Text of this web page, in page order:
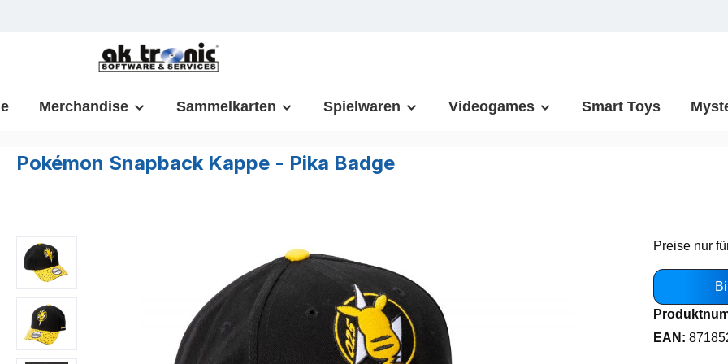
Merchandise Sammelkarten Spielwaren Videogames Smart Toys
Pokémon Snapback Kappe - Pika Badge
Bildergalerie überspringen Preise nur
EAN: